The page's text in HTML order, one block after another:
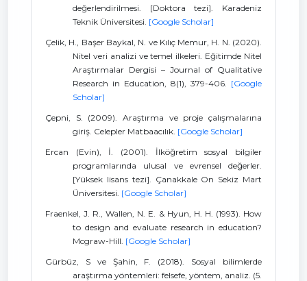
değerlendirilmesi. [Doktora tezi]. Karadeniz
Teknik Üniversitesi. [Google Scholar]
Çelik, H., Başer Baykal, N. ve Kılıç Memur, H. N. (2020).
Nitel veri analizi ve temel ilkeleri. Eğitimde Nitel
Araştırmalar Dergisi – Journal of Qualitative
Research in Education, 8(1), 379-406. [Google
Scholar]
Çepni, S. (2009). Araştırma ve proje çalışmalarına
giriş. Celepler Matbaacılık. [Google Scholar]
Ercan (Evin), İ. (2001). İlköğretim sosyal bilgiler
programlarında ulusal ve evrensel değerler.
[Yüksek lisans tezi]. Çanakkale On Sekiz Mart
Üniversitesi. [Google Scholar]
Fraenkel, J. R., Wallen, N. E. & Hyun, H. H. (1993). How
to design and evaluate research in education?
Mcgraw-Hill. [Google Scholar]
Gürbüz, S ve Şahin, F. (2018). Sosyal bilimlerde
araştırma yöntemleri: felsefe, yöntem, analiz. (5.